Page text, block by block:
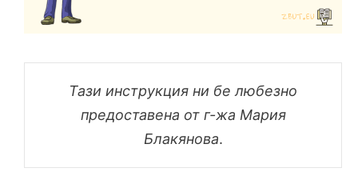
Тази инструкция ни бе любезно
предоставена от г-жа Мария
Блакянова.